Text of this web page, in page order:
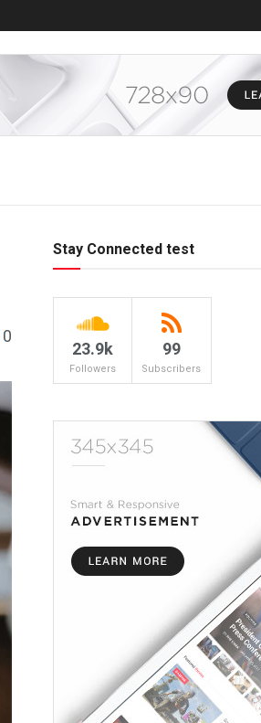
0
Stay Connected test
23.9k
Followers
99
Subscribers